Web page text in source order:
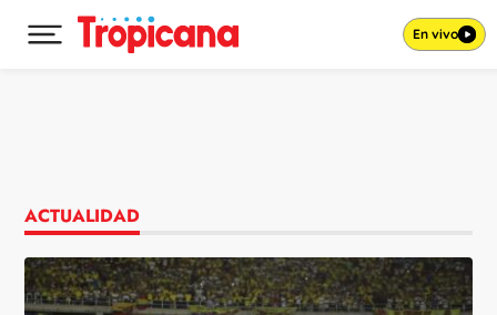
Desplegar menú principal En vivo
ACTUALIDAD